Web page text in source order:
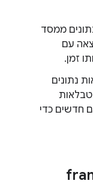
ממסד
עם
זמן.
נתונים
חדשים כדי